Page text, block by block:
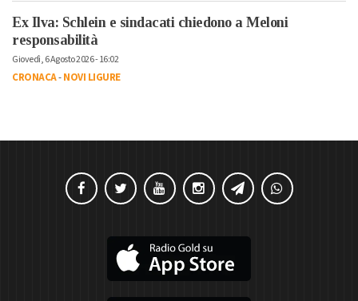
Ex Ilva: Schlein e sindacati chiedono a Meloni
responsabilità
Giovedì, 6 Agosto 2026 - 16:02
CRONACA-NOVI LIGURE